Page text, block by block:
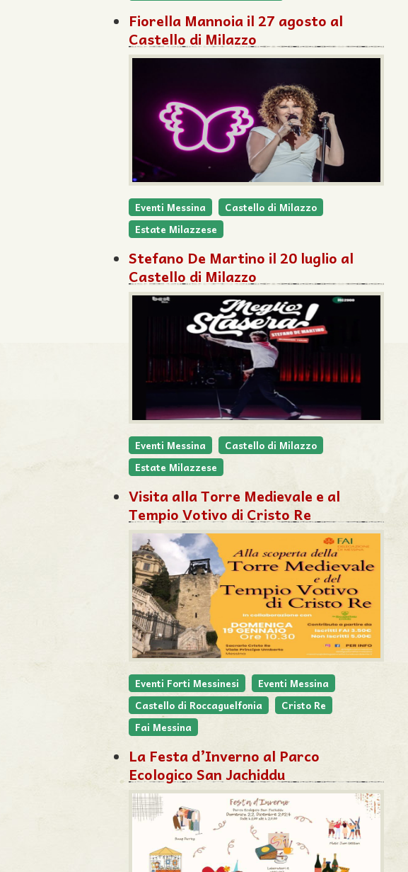
Fiorella Mannoia il 27 agosto al
Castello di Milazzo
Eventi Messina
Castello di Milazzo
Estate Milazzese
Stefano De Martino il 20 luglio al
Castello di Milazzo
Eventi Messina
Castello di Milazzo
Estate Milazzese
Visita alla Torre Medievale e al
Tempio Votivo di Cristo Re
Eventi Forti Messinesi
Eventi Messina
Castello di Roccaguelfonia
Cristo Re
Fai Messina
La Festa d’Inverno al Parco
Ecologico San Jachiddu